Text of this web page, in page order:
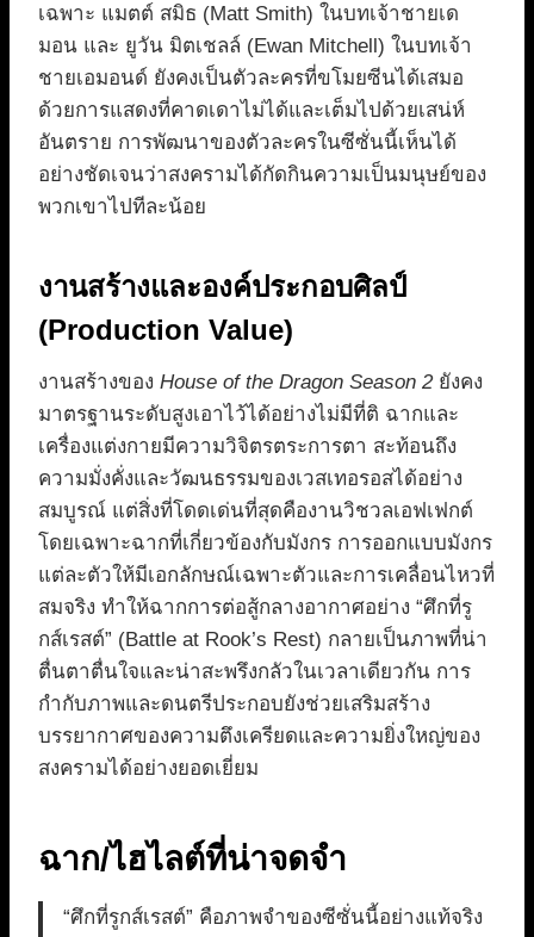
เฉพาะ แมตต์ สมิธ (Matt Smith) ในบทเจ้าชายเด
มอน และ ยูวัน มิตเชลล์ (Ewan Mitchell) ในบทเจ้า
ชายเอมอนด์ ยังคงเป็นตัวละครที่ขโมยซีนได้เสมอ
ด้วยการแสดงที่คาดเดาไม่ได้และเต็มไปด้วยเสน่ห์
อันตราย การพัฒนาของตัวละครในซีซั่นนี้เห็นได้
อย่างชัดเจนว่าสงครามได้กัดกินความเป็นมนุษย์ของ
พวกเขาไปทีละน้อย
งานสร้างและองค์ประกอบศิลป์
(Production Value)
งานสร้างของ House of the Dragon Season 2ยังคง
มาตรฐานระดับสูงเอาไว้ได้อย่างไม่มีที่ติ ฉากและ
เครื่องแต่งกายมีความวิจิตรตระการตา สะท้อนถึง
ความมั่งคั่งและวัฒนธรรมของเวสเทอรอสได้อย่าง
สมบูรณ์ แต่สิ่งที่โดดเด่นที่สุดคืองานวิชวลเอฟเฟกต์
โดยเฉพาะฉากที่เกี่ยวข้องกับมังกร การออกแบบมังกร
แต่ละตัวให้มีเอกลักษณ์เฉพาะตัวและการเคลื่อนไหวที่
สมจริง ทำให้ฉากการต่อสู้กลางอากาศอย่าง “ศึกที่รู
กส์เรสต์” (Battle at Rook’s Rest) กลายเป็นภาพที่น่า
ตื่นตาตื่นใจและน่าสะพรึงกลัวในเวลาเดียวกัน การ
กำกับภาพและดนตรีประกอบยังช่วยเสริมสร้าง
บรรยากาศของความตึงเครียดและความยิ่งใหญ่ของ
สงครามได้อย่างยอดเยี่ยม
ฉาก/ไฮไลต์ที่น่าจดจำ
“ศึกที่รูกส์เรสต์” คือภาพจำของซีซั่นนี้อย่างแท้จริง